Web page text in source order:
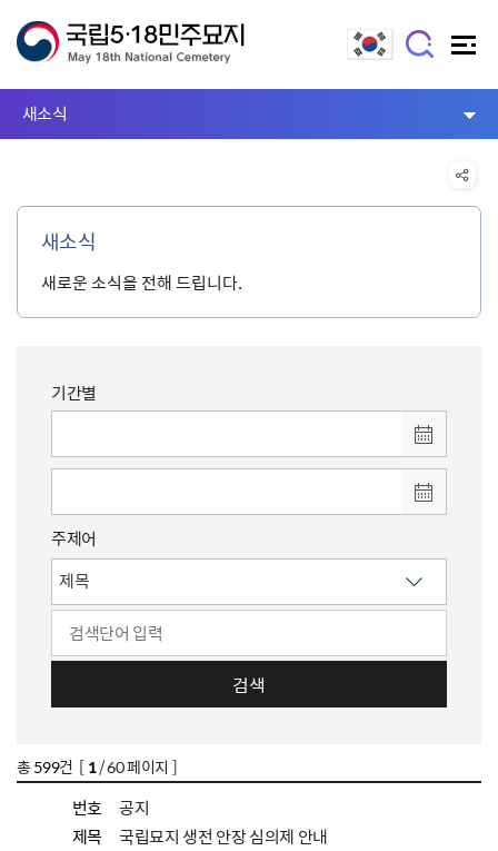
새소식
새소식
새로운 소식을 전해 드립니다.
기간별
주제어
검색
총 599건 [ 1/ 60 페이지 ]
번호
공지
제목
국립묘지 생전 안장 심의제 안내